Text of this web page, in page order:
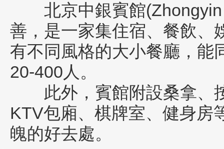
北京中銀賓館
善，是一家集住宿、餐飲、
有不同風格的大小餐廳，能
20-400人。
此外，賓館附設桑拿、
KTV包廂、棋牌室、健身房
魄的好去處。